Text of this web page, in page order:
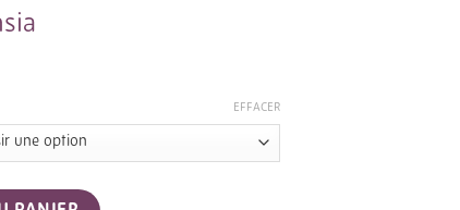
EFFACER
pendentif vert marbré Le Havre